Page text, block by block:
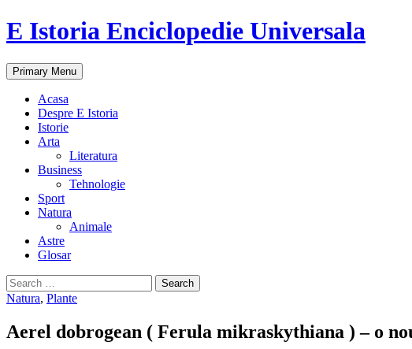
E Istoria Enciclopedie Universala
Search
Primary Menu Skip
to
Acasa
Despre E Istoria
Istorie
Arta
Literatura
Business
Tehnologie
Sport
Natura
Animale
Astre
Glosar
Search
for:
Natura, Plante
Aerel dobrogean ( Ferula mikraskythiana ) – o